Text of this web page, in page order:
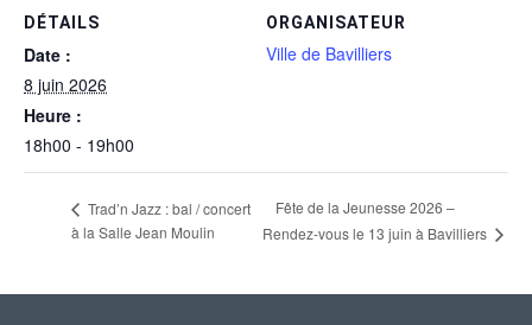
DÉTAILS
Date :
8 juin 2026
Heure :
18h00 - 19h00
ORGANISATEUR
Ville de Bavilliers
Trad’n Jazz : bal / concert
à la Salle Jean Moulin
Fête de la Jeunesse 2026 –
Rendez-vous le 13 juin à Bavilliers